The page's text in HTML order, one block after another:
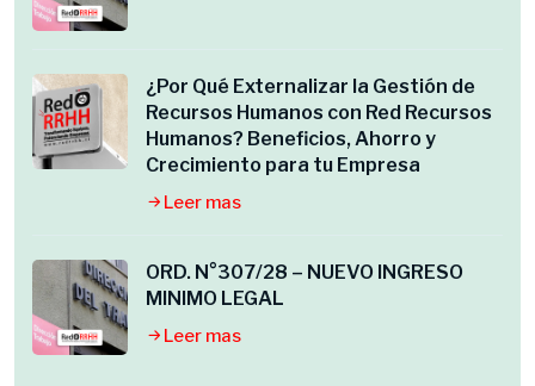
¿Por Qué Externalizar la Gestión de
Recursos Humanos con Red Recursos
Humanos? Beneficios, Ahorro y
Crecimiento para tu Empresa
Leer mas
ORD. N°307/28 – NUEVO INGRESO
MINIMO LEGAL
Leer mas